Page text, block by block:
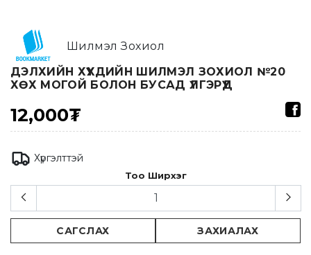
Шилмэл Зохиол
ДЭЛХИЙН ХҮҮХДИЙН ШИЛМЭЛ ЗОХИОЛ №20
ХӨХ МОГОЙ БОЛОН БУСАД ҮЛГЭРҮҮД
12,000₮
Хүргэлттэй
Тоо Ширхэг
САГСЛАХ ЗАХИАЛАХ